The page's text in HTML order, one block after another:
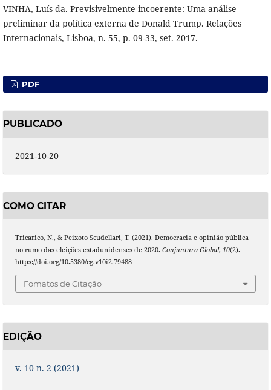
VINHA, Luís da. Previsivelmente incoerente: Uma análise
preliminar da política externa de Donald Trump. Relações
Internacionais, Lisboa, n. 55, p. 09-33, set. 2017.
PDF
PUBLICADO
2021-10-20
COMO CITAR
Tricarico, N., & Peixoto Scudellari, T. (2021). Democracia e opinião pública
no rumo das eleições estadunidenses de 2020. Conjuntura Global, 10(2).
https://doi.org/10.5380/cg.v10i2.79488
Fomatos de Citação
EDIÇÃO
v. 10 n. 2 (2021)